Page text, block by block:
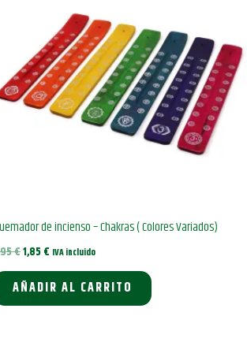
de incienso – Chakras ( Colores Variados)
€El
original
era:
1,95 €.
1,85€ El
actual
es:
1,85 €.
IVA incluido
AÑADIR AL CARRITO